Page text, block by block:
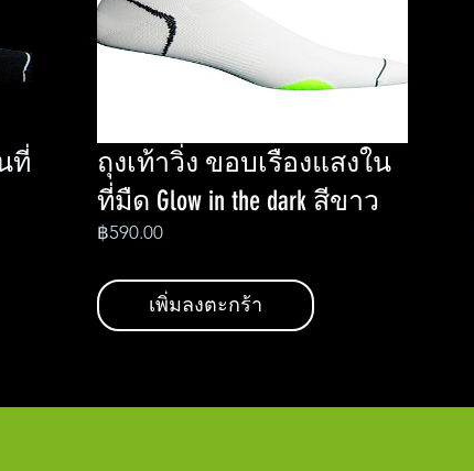
ที่
ถุงเท้าวิ่ง ขอบเรืองแสงใน
ที่มืด Glow in the dark สีขาว
฿590.00Price
เพิ่มลงตะกร้า